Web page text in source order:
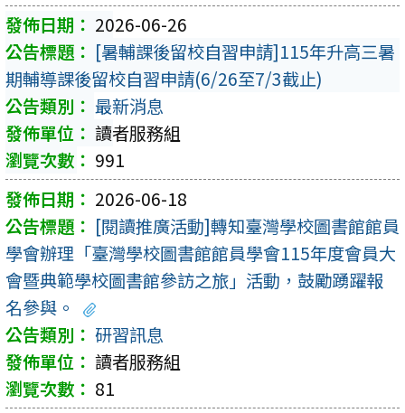
2026-06-26
[暑輔課後留校自習申請]115年升高三暑
期輔導課後留校自習申請(6/26至7/3截止)
最新消息
讀者服務組
991
2026-06-18
[閱讀推廣活動]轉知臺灣學校圖書館館員
學會辦理「臺灣學校圖書館館員學會115年度會員大
會暨典範學校圖書館參訪之旅」活動，鼓勵踴躍報
名參與。
研習訊息
讀者服務組
81